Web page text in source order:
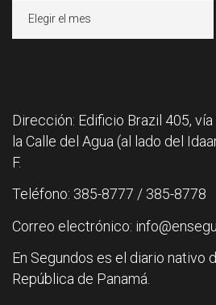
Dirección: Edificio Brazil 405,
la Calle del Agua (al lado del
F.
Teléfono: 385-8777 / 385-8778
Correo electrónico:
En Segundos es el diario nativo
República de Panamá.